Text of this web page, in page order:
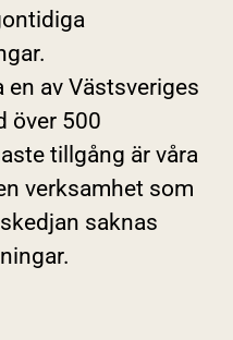
en av Västsveriges
över 500
tillgång är våra
verksamhet som
saknas